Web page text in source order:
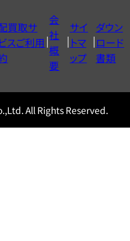
買取サ
スご利用
会
社
概
要
サイ
トマ
ップ
ダウン
ロード
書類
All Rights Reserved.